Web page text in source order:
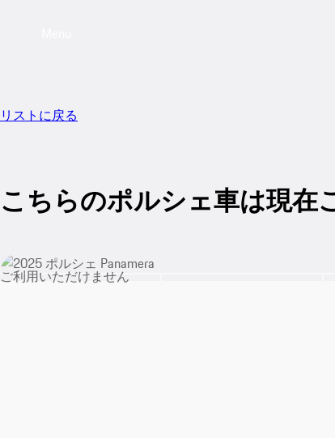
リストに戻る
こちらのポルシェ車は現在
ご利用いただけません